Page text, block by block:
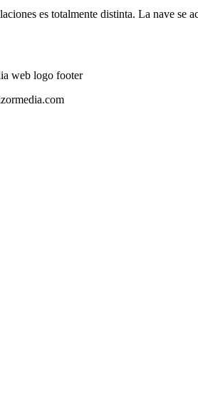
es totalmente distinta. La nave se